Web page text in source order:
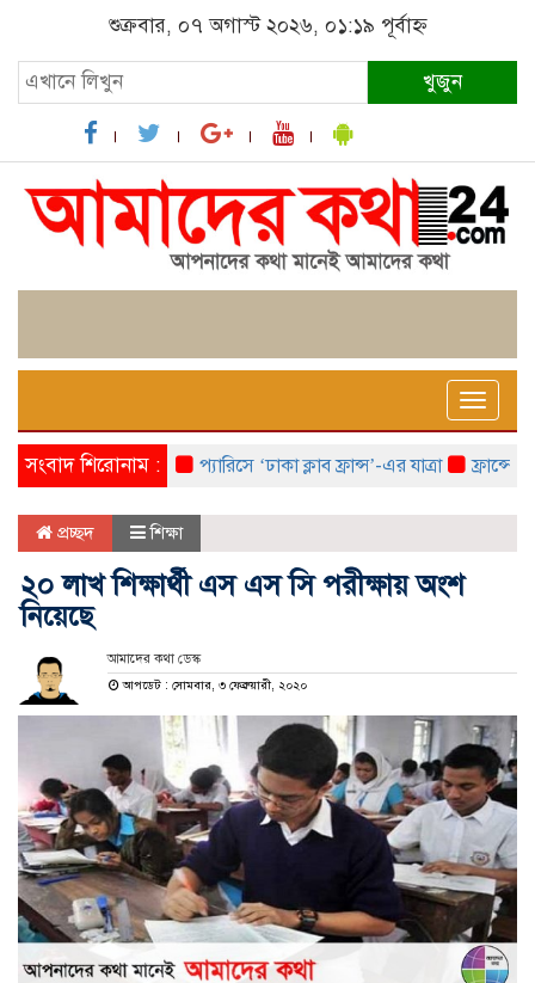
শুক্রবার, ০৭ অগাস্ট ২০২৬, ০১:১৯ পূর্বাহ্ন
খুজুন
Toggle
সংবাদ শিরোনাম :
প্যারিসে ‘ঢাকা ক্লাব ফ্রান্স’-এর যাত্রা ফ্রান্সে
প্রচ্ছদ শিক্ষা
২০ লাখ শিক্ষার্থী এস এস সি পরীক্ষায় অংশ
নিয়েছে
আমাদের কথা ডেস্ক
আপডেট : সোমবার, ৩ ফেব্রুয়ারী, ২০২০